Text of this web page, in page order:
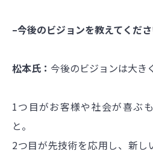
–今後のビジョンを教えてくださ
松本氏： 今後のビジョンは大き
1つ目がお客様や社会が喜ぶ
と。
2つ目が先技術を応用し、新し